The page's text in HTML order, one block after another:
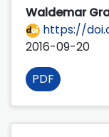
Waldemar
https://
2016-09-20
PDF